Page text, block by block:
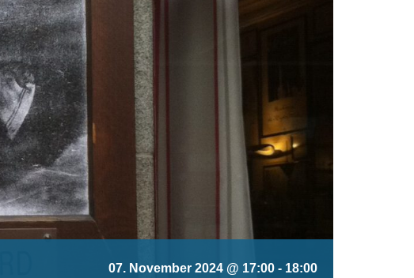
07. November 2024 @ 17:00 - 18:00